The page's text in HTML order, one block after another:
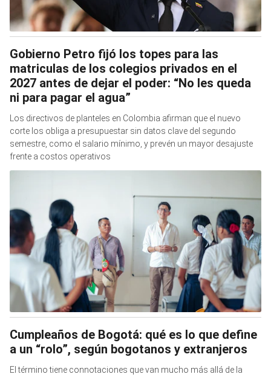
Gobierno Petro fijó los topes para las
matriculas de los colegios privados en el
2027 antes de dejar el poder: “No les queda
ni para pagar el agua”
Los directivos de planteles en Colombia afirman que el nuevo
corte los obliga a presupuestar sin datos clave del segundo
semestre, como el salario mínimo, y prevén un mayor desajuste
frente a costos operativos
Cumpleaños de Bogotá: qué es lo que define
a un “rolo”, según bogotanos y extranjeros
El término tiene connotaciones que van mucho más allá de la